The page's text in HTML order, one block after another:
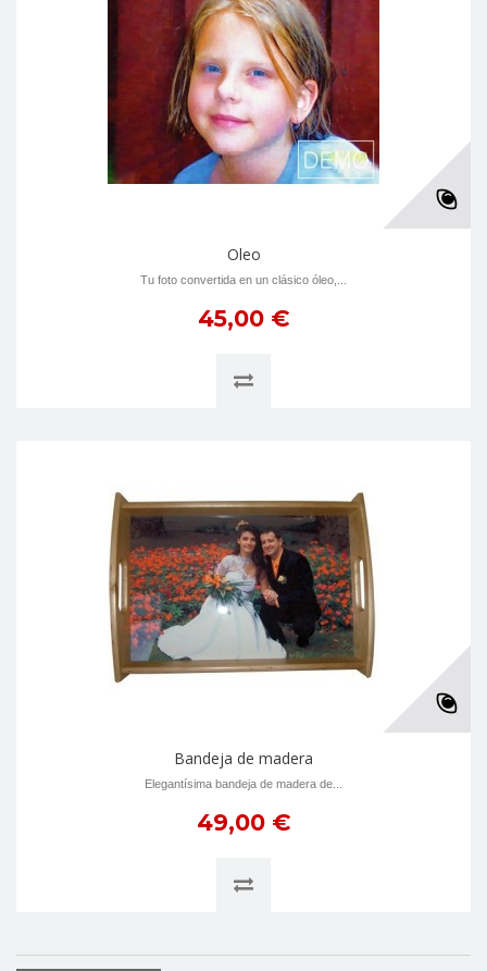
Oleo
Tu foto convertida en un clásico óleo,...
45,00 €
Bandeja de madera
Elegantí­sima bandeja de madera de...
49,00 €